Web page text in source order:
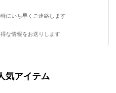
にいち早くご連絡します
な情報をお送りします
気アイテム